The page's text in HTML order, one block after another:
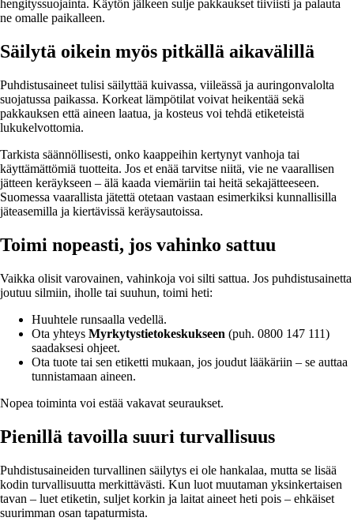
hengityssuojainta. Käytön jälkeen sulje pakkaukset tiiviisti ja palauta
ne omalle paikalleen.
Säilytä oikein myös pitkällä aikavälillä
Puhdistusaineet tulisi säilyttää kuivassa, viileässä ja auringonvalolta
suojatussa paikassa. Korkeat lämpötilat voivat heikentää sekä
pakkauksen että aineen laatua, ja kosteus voi tehdä etiketeistä
lukukelvottomia.
Tarkista säännöllisesti, onko kaappeihin kertynyt vanhoja tai
käyttämättömiä tuotteita. Jos et enää tarvitse niitä, vie ne vaarallisen
jätteen keräykseen – älä kaada viemäriin tai heitä sekajätteeseen.
Suomessa vaarallista jätettä otetaan vastaan esimerkiksi kunnallisilla
jäteasemilla ja kiertävissä keräysautoissa.
Toimi nopeasti, jos vahinko sattuu
Vaikka olisit varovainen, vahinkoja voi silti sattua. Jos puhdistusainetta
joutuu silmiin, iholle tai suuhun, toimi heti:
Huuhtele runsaalla vedellä.
Ota yhteys Myrkytystietokeskukseen (puh. 0800 147 111)
saadaksesi ohjeet.
Ota tuote tai sen etiketti mukaan, jos joudut lääkäriin – se auttaa
tunnistamaan aineen.
Nopea toiminta voi estää vakavat seuraukset.
Pienillä tavoilla suuri turvallisuus
Puhdistusaineiden turvallinen säilytys ei ole hankalaa, mutta se lisää
kodin turvallisuutta merkittävästi. Kun luot muutaman yksinkertaisen
tavan – luet etiketin, suljet korkin ja laitat aineet heti pois – ehkäiset
suurimman osan tapaturmista.